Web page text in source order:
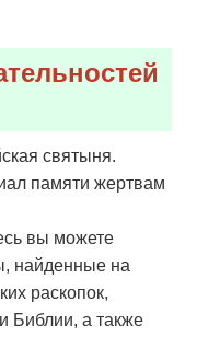
святыня.
памяти жертвам
вы можете
найденные на
раскопок,
Библии, а также